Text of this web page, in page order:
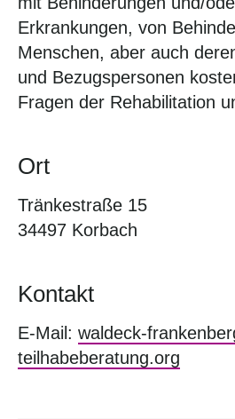
Erkrankungen, von
Menschen, aber auch
und Bezugspersonen
Fragen der Rehabilitation
Ort
Tränkestraße 15
34497 Korbach
Kontakt
E-Mail: waldeck-
teilhabeberatung.org